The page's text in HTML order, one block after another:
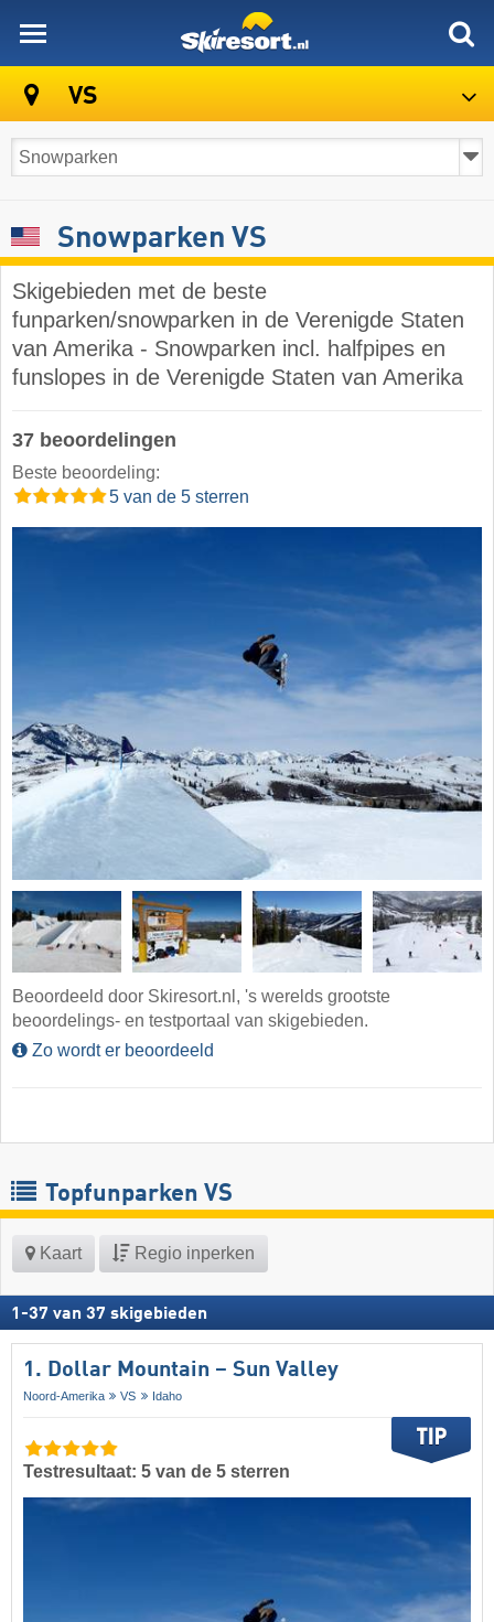
VS
Snowparken VS
Skigebieden met de beste
funparken/snowparken in de Verenigde Staten
van Amerika - Snowparken incl. halfpipes en
funslopes in de Verenigde Staten van Amerika
37 beoordelingen
Beste beoordeling:
5 van de 5 sterren
Beoordeeld door Skiresort.nl, 's werelds grootste
beoordelings- en testportaal van skigebieden.
Zo wordt er beoordeeld
Topfunparken VS
Kaart Regio inperken
1 -37 van 37 skigebieden
1. Dollar Mountain – Sun Valley
Noord-Amerika VS Idaho
Testresultaat: 5 van de 5 sterren